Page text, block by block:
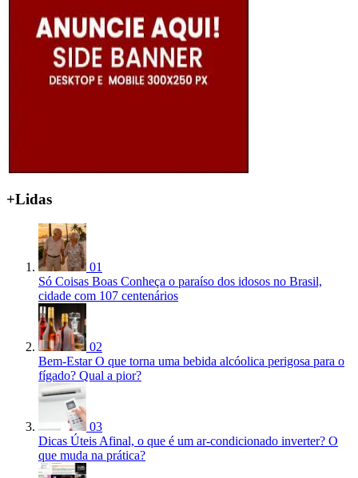
+Lidas
01
Só Coisas Boas Conheça o paraíso dos idosos no Brasil,
cidade com 107 centenários
02
Bem-Estar O que torna uma bebida alcóolica perigosa para o
fígado? Qual a pior?
03
Dicas Úteis Afinal, o que é um ar-condicionado inverter? O
que muda na prática?